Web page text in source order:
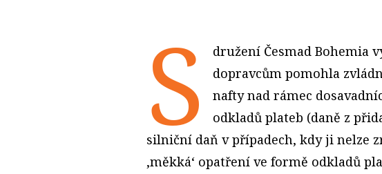
S
družení Česmad Bohemia
dopravcům pomohla
nafty nad rámec
odkladů plateb (daně z
silniční daň v případech, kdy ji nelze
,měkká‘ opatření ve formě odkladů